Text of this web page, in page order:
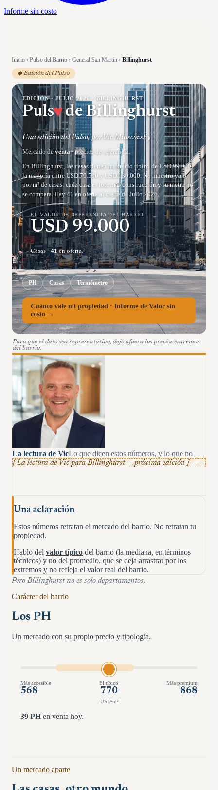
Informe sin costo
Inicio › Pulso del Barrio › General San Martín › Billinghurst
◆ Edición del Pulso
EDICIÓN ·JULIO 2026 BILLINGHURST
Puls♥deBillinghurst
Una edición del Pulso, por Vic Miascovsky
Mercado de venta· precios de referencia.
En Billinghurst, las casas tienen un precio típico de USD 99.000,
la mayoría entre USD 79.500 y USD 130.000. No muestro valor
por m² de casas: cada casa es lote más construcción y su metro no
se compara. Hay 41 en oferta al cierre de Julio 2026.
EL VALOR DE REFERENCIA DEL BARRIO
USD 99.000
Casas·41 en oferta.
PH Casas Termómetro
Cuánto vale mi propiedad · Informe de Valor sin
costo →
Para que el dato sea representativo, dejo afuera los precios extremos
del barrio.
La lectura de VicLo que dicen estos números, y lo que no
[ La lectura de Vic paraBillinghurst— próxima edición ]
Una aclaración
Estos números retratan el mercado del barrio. No retratan tu
propiedad.
Hablo del valor típico del barrio (la mediana, en términos
técnicos) y no del promedio, que se deja arrastrar por los
extremos y no refleja el valor real del barrio.
Pero Billinghurstno es solo departamentos.
Carácter del barrio
Los PH
Un mercado con su propio precio y tipología.
Más accesible
568
El típico
770
Más premium
868
USD/m²
39 PH en venta hoy.
Un mercado aparte